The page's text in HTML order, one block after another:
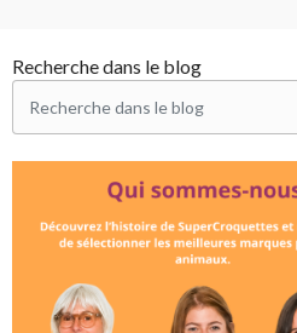
Recherche dans le blog